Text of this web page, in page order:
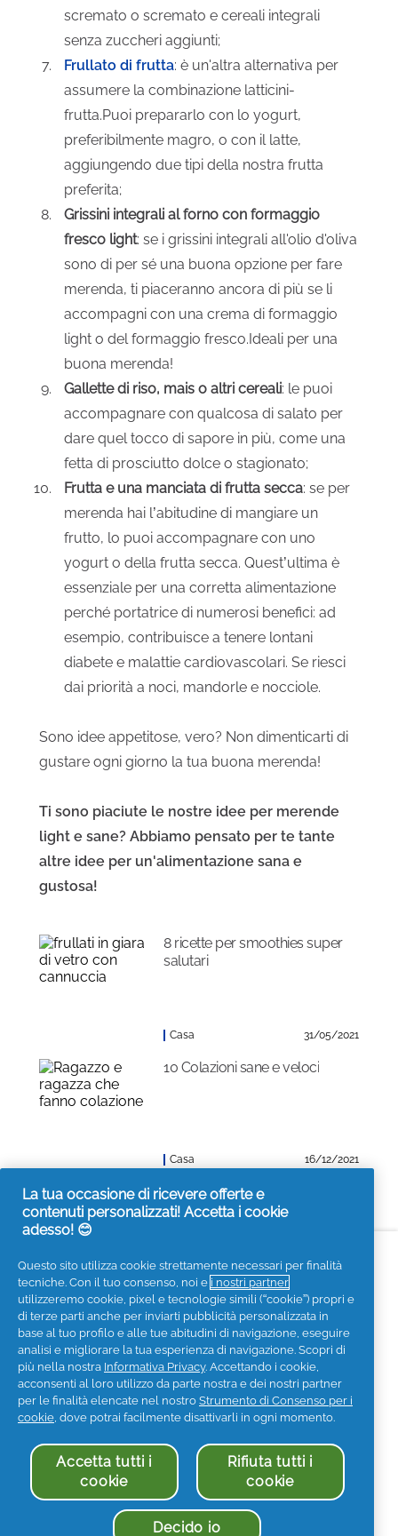
scremato o scremato e cereali integrali
senza zuccheri aggiunti;
Frullato di frutta: è un'altra alternativa per
assumere la combinazione latticini-
frutta.Puoi prepararlo con lo yogurt,
preferibilmente magro, o con il latte,
aggiungendo due tipi della nostra frutta
preferita;
Grissini integrali al forno con formaggio
fresco light: se i grissini integrali all'olio d'oliva
sono di per sé una buona opzione per fare
merenda, ti piaceranno ancora di più se li
accompagni con una crema di formaggio
light o del formaggio fresco.Ideali per una
buona merenda!
Gallette di riso, mais o altri cereali: le puoi
accompagnare con qualcosa di salato per
dare quel tocco di sapore in più, come una
fetta di prosciutto dolce o stagionato;
Frutta e una manciata di frutta secca: se per
merenda hai l’abitudine di mangiare un
frutto, lo puoi accompagnare con uno
yogurt o della frutta secca. Quest’ultima è
essenziale per una corretta alimentazione
perché portatrice di numerosi benefici: ad
esempio, contribuisce a tenere lontani
diabete e malattie cardiovascolari. Se riesci
dai priorità a noci, mandorle e nocciole.
Sono idee appetitose, vero? Non dimenticarti di
gustare ogni giorno la tua buona merenda!
Ti sono piaciute le nostre idee per merende
light e sane? Abbiamo pensato per te tante
altre idee per un'alimentazione sana e
gustosa!
8 ricette per smoothies super
salutari
Casa 31/05/2021
10 Colazioni sane e veloci
Casa 16/12/2021
Seguici sui social
Privacy
Informativa sui Cookies
Termini e Condizioni
I Miei Dati
Informazioni societarie
Dichiarazione di accessibilità
© 2025 Procter & Gamble. Tutti i diritti sono riservati. L'uso
e l'accesso alle informazioni di questo sito sono soggetti a
Termini & Condizioni stabiliti nel nostro contratto legale.
La tua occasione di ricevere offerte e
contenuti personalizzati! Accetta i cookie
adesso! 😊
Questo sito utilizza cookie strettamente necessari per finalità
tecniche. Con il tuo consenso, noi e i nostri partner
utilizzeremo cookie, pixel e tecnologie simili (“cookie”) propri e
di terze parti anche per inviarti pubblicità personalizzata in
base al tuo profilo e alle tue abitudini di navigazione, eseguire
analisi e migliorare la tua esperienza di navigazione. Scopri di
più nella nostra Informativa Privacy. Accettando i cookie,
acconsenti al loro utilizzo da parte nostra e dei nostri partner
per le finalità elencate nel nostro Strumento di Consenso per i
cookie, dove potrai facilmente disattivarli in ogni momento.
Accetta tutti i
cookie
Rifiuta tutti i
cookie
Decido io